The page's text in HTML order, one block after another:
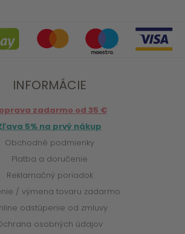
INFORMÁCIE
zadarmo od 35 €
5% na prvý nákup
Obchodné podmienky
Platba a doručenie
Reklamačný poriadok
/ výmena tovaru zadarmo
odstúpenie od zmluvy
osobných údajov